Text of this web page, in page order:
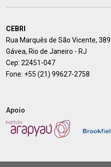
CEBRI
Rua Marquês de São Vicente, 389
Gávea, Rio de Janeiro - RJ
Cep: 22451-047
Fone: +55 (21) 99627-2758
Apoio